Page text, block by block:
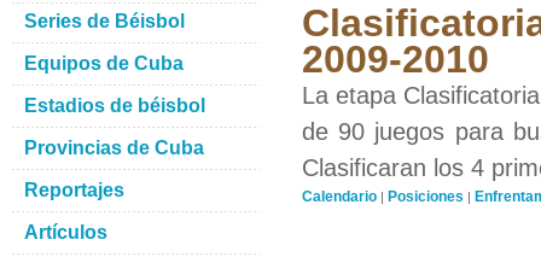
2009-2010
La etapa
de 90 juegos para
Clasificaran los 4
Calendario | Posiciones |
Series de Béisbol
Equipos de Cuba
Estadios de béisbol
Provincias de Cuba
Reportajes
Artículos